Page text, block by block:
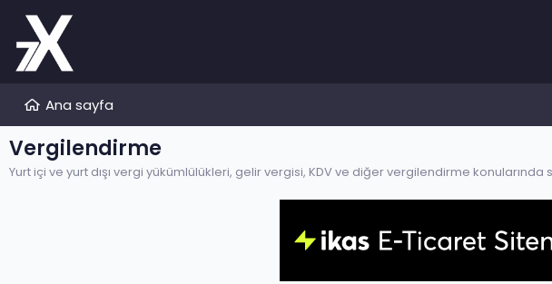
Ana sayfa
Vergilendirme
Yurt içi ve yurt dışı vergi yükümlülükleri, gelir vergisi, KDV ve diğer vergilendirme